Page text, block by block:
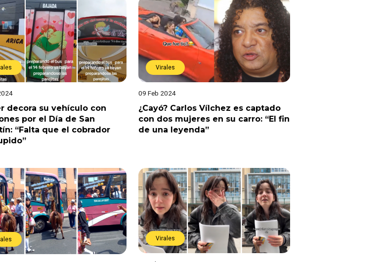
decora su vehículo con
por el Día de San
“Falta que el cobrador
Virales
09 Feb 2024
¿Cayó? Carlos Vílchez es captado
con dos mujeres en su carro: “El fin
de una leyenda”
Virales